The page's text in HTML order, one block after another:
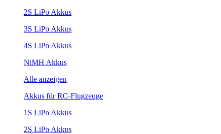
2S LiPo Akkus
3S LiPo Akkus
4S LiPo Akkus
NiMH Akkus
Alle anzeigen
Akkus für RC-Flugzeuge
1S LiPo Akkus
2S LiPo Akkus